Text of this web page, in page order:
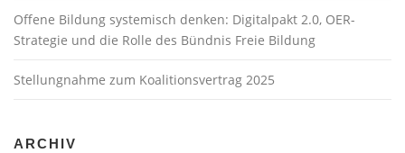
Offene Bildung systemisch denken: Digitalpakt 2.0, OER-
Strategie und die Rolle des Bündnis Freie Bildung
Stellungnahme zum Koalitionsvertrag 2025
ARCHIV